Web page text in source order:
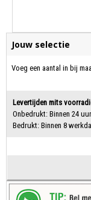
Jouw selectie
Voeg een aantal in bij
Levertijden mits
Onbedrukt: Binnen 24
Bedrukt: Binnen 8